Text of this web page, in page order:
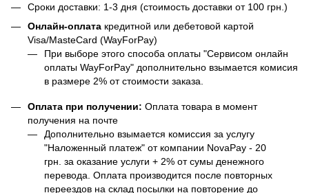
Сроки доставки: 1-3 дня (стоимость доставки от 100 грн.)
Онлайн-оплата кредитной или дебетовой картой
Visa/MasteCard (WayForPay)
При выборе этого способа оплаты "Сервисом онлайн
оплаты WayForPay" дополнительно взымается комисия
в размере 2% от стоимости заказа.
Оплата при получении: Оплата товара в момент
получения на почте
Дополнительно взымается комиссия за услугу
"Наложенный платеж" от компании NovaPay - 20
грн. за оказание услуги + 2% от сумы денежного
перевода. Оплата производится после повторных
переездов на склад посылки на повторение до